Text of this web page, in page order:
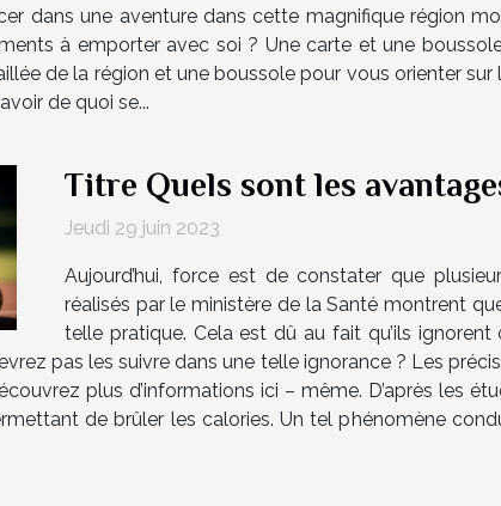
dans une aventure dans cette magnifique région
à emporter avec soi ? Une carte et une
de la région et une boussole pour vous orienter
de quoi se...
Titre Quels sont les
Jeudi 29 juin 2023
Aujourd’hui, force est de constater que
réalisés par le ministère de la Santé montrent
telle pratique. Cela est dû au fait qu’ils
pas les suivre dans une telle ignorance ? Les
plus d’informations ici – même. D’après les
de brûler les calories. Un tel phénomène